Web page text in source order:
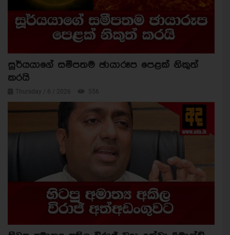
සූර්යයාගේ සමීපතම ඡායාරූප පෙළක් නිකුත්
කරයි
Thursday / 6 / 2026 556